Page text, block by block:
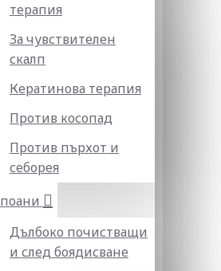
терапия
За чувствителен
скалп
Кератинова терапия
Против косопад
Против пърхот и
себорея
Дълбоко почистващи
и след боядисване